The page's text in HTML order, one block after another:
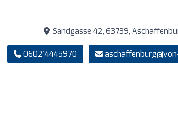
Sandgasse 42, 63739,
060214445970